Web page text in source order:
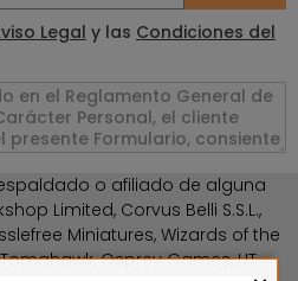
Legal y las Condiciones del
o afiliado de alguna
Limited, Corvus Belli S.S.L.,
Miniatures, Wizards of the
Tomahawk, Osprey Games, HT